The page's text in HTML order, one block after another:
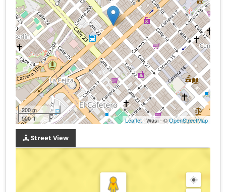
200 m
500 ft
Leaflet | Wasi - ©OpenStreetMap
Street View